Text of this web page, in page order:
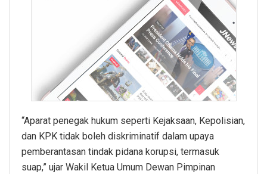
“Aparat penegak hukum seperti Kejaksaan, Kepolisian,
dan KPK tidak boleh diskriminatif dalam upaya
pemberantasan tindak pidana korupsi, termasuk
suap,” ujar Wakil Ketua Umum Dewan Pimpinan